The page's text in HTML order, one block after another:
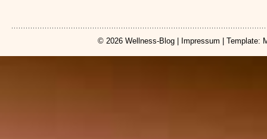
© 2026 Wellness-Blog Impressum | Template: